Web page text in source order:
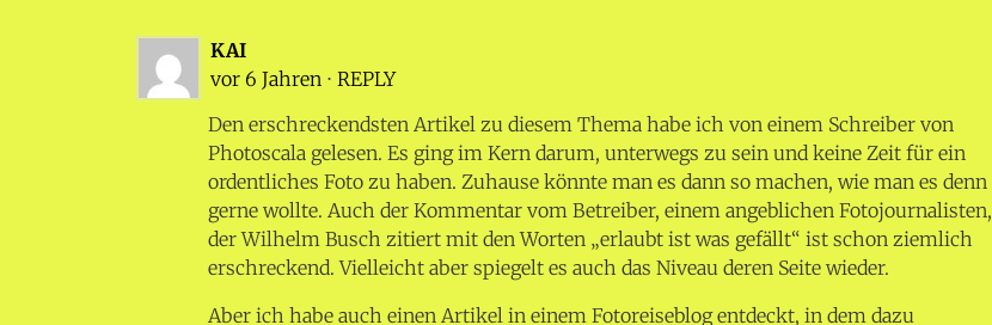
KAI
vor 6 Jahren ⋅ REPLY
Den erschreckendsten Artikel zu diesem Thema habe ich von einem Schreiber von
Photoscala gelesen. Es ging im Kern darum, unterwegs zu sein und keine Zeit für ein
ordentliches Foto zu haben. Zuhause könnte man es dann so machen, wie man es denn
gerne wollte. Auch der Kommentar vom Betreiber, einem angeblichen Fotojournalisten,
der Wilhelm Busch zitiert mit den Worten „erlaubt ist was gefällt“ ist schon ziemlich
erschreckend. Vielleicht aber spiegelt es auch das Niveau deren Seite wieder.
Aber ich habe auch einen Artikel in einem Fotoreiseblog entdeckt, in dem dazu